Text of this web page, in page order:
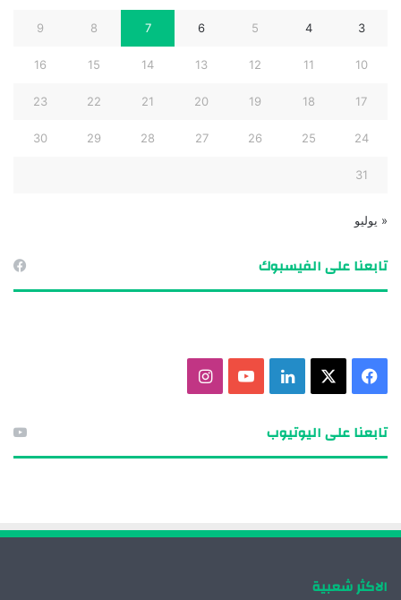
3
4
5
6
7
8
9
10
11
12
13
14
15
16
17
18
19
20
21
22
23
24
25
26
27
28
29
30
31
« يوليو
تابعنا على الفيسبوك
تابعنا على اليوتيوب
الاكثر شعبية